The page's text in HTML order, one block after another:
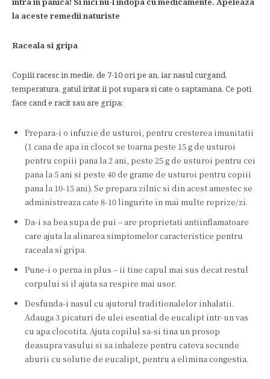
la aceste remedii naturiste
Raceala si gripa
Copiii racesc in medie, de 7-10 ori pe an, iar nasul curgand,
temperatura, gatul iritat ii pot supara si cate o saptamana. Ce poti
face cand e racit sau are gripa:
Prepara-i o infuzie de usturoi, pentru cresterea imunitatii
(1 cana de apa in clocot se toarna peste 15 g de usturoi
pentru copiii pana la 2 ani, peste 25 g de usturoi pentru cei
pana la 5 ani si peste 40 de grame de usturoi pentru copiii
pana la 10-15 ani). Se prepara zilnic si din acest amestec se
administreaza cate 8-10 lingurite in mai multe reprize/zi.
Da-i sa bea supa de pui – are proprietati antiinflamatoare
care ajuta la alinarea simptomelor caracteristice pentru
raceala si gripa.
Pune-i o perna in plus – ii tine capul mai sus decat restul
corpului si il ajuta sa respire mai usor.
Desfunda-i nasul cu ajutorul traditionalelor inhalatii.
Adauga 3 picaturi de ulei esential de eucalipt intr-un vas
cu apa clocotita. Ajuta copilul sa-si tina un prosop
deasupra vasului si sa inhaleze pentru cateva secunde
aburii cu solutie de eucalipt, pentru a elimina congestia.